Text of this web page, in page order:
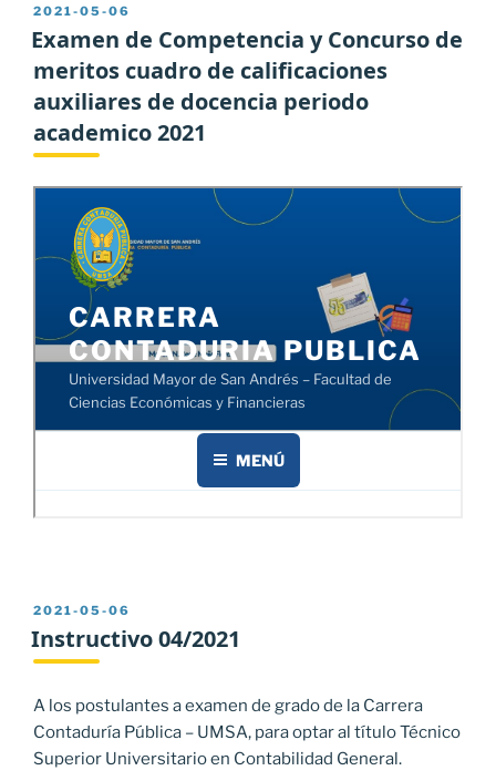
PUBLICADO
EL
2021-05-06
Examen de Competencia y Concurso de
meritos cuadro de calificaciones
auxiliares de docencia periodo
academico 2021
PUBLICADO
EL
2021-05-06
Instructivo 04/2021
A los postulantes a examen de grado de la Carrera
Contaduría Pública – UMSA, para optar al título Técnico
Superior Universitario en Contabilidad General.